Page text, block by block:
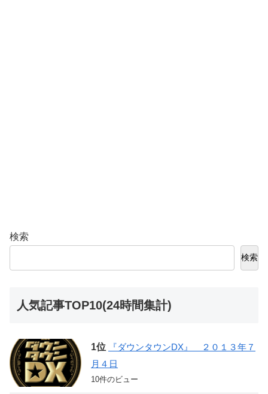
検索
検索
人気記事TOP10(24時間集計)
『ダウンタウンDX』 ２０１３年７
月４日
10件のビュー